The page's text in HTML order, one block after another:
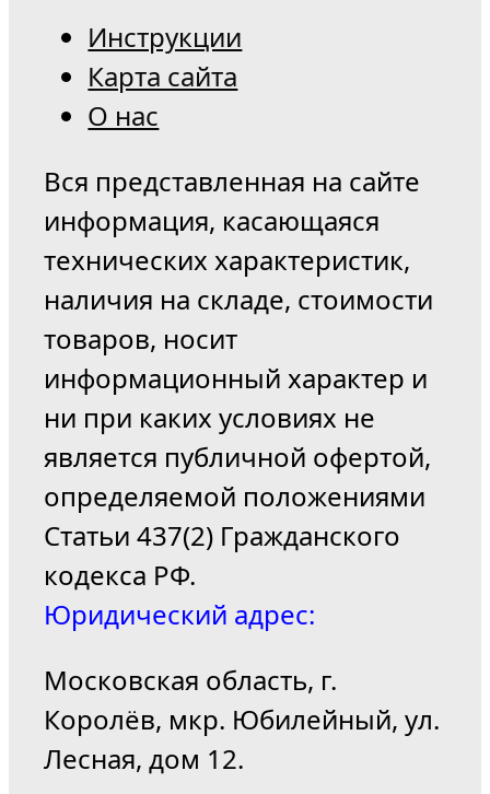
Инструкции
Карта сайта
О нас
Вся представленная на сайте
информация, касающаяся
технических характеристик,
наличия на складе, стоимости
товаров, носит
информационный характер и
ни при каких условиях не
является публичной офертой,
определяемой положениями
Статьи 437(2) Гражданского
кодекса РФ.
Юридический адрес:
Московская область, г.
Королёв, мкр. Юбилейный, ул.
Лесная, дом 12.